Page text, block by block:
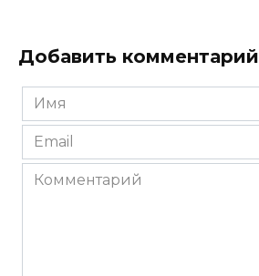
Добавить комментарий
Имя
*
Email
*
Комментарий